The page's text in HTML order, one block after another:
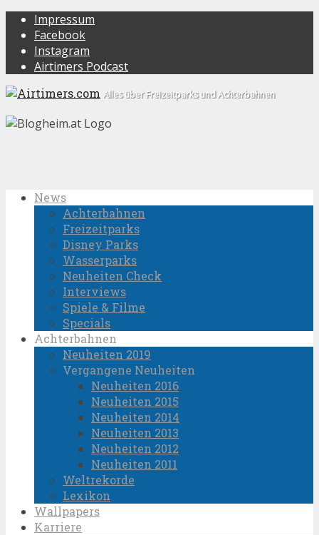
Impressum
Facebook
Instagram
Airtimers Podcast
Alles über Freizeitparks und Achterbahnen
News
Achterbahnen
Freizeitparks
Disney Parks
Wasserparks
Neuheiten Check
Interviews
Spiele & Filme
Specials
Achterbahnen
Neuheiten 2019
Vergangene Neuheiten
Neuheiten 2016
Neuheiten 2015
Neuheiten 2014
Neuheiten 2013
Neuheiten 2012
Neuheiten 2011
Weltrekorde
Lexikon
Wallpapers
Karriere